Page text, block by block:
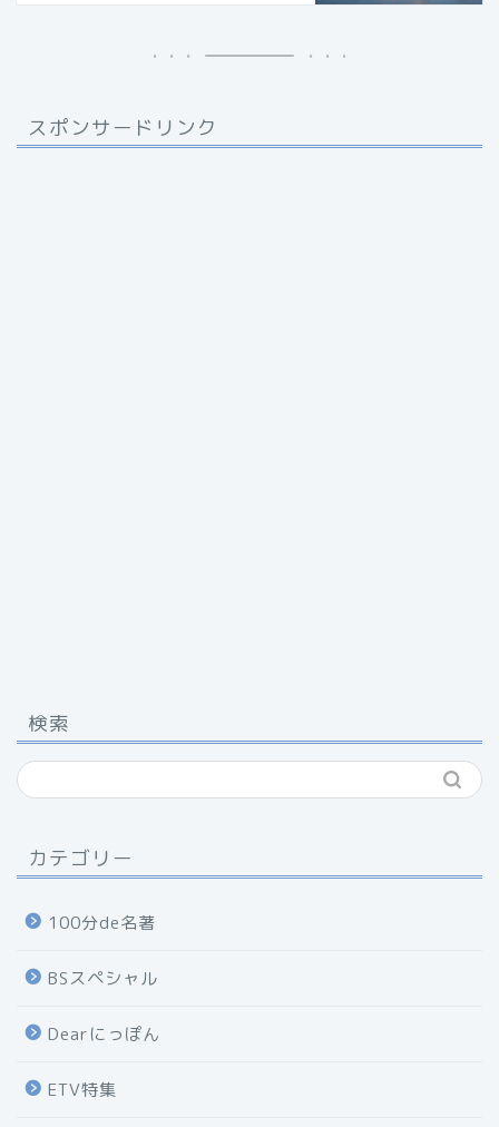
スポンサードリンク
検索
カテゴリー
100分de名著
BSスペシャル
Dearにっぽん
ETV特集